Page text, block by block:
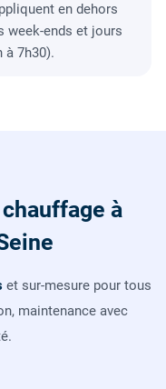
en dehors
week-ends et jours
à 7h30).
à
et sur-mesure pour tous
maintenance avec